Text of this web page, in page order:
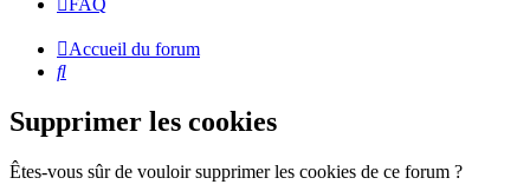
FAQ
Accueil du forum
Rechercher
Supprimer les cookies
Êtes-vous sûr de vouloir supprimer les cookies de ce forum ?